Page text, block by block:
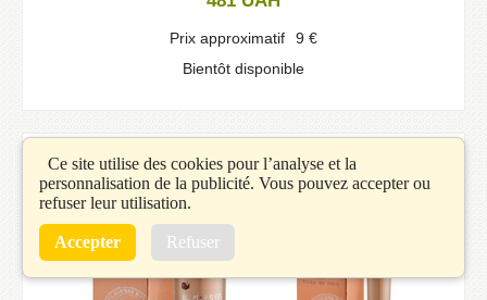
Ce site utilise des cookies pour l’analyse et la
personnalisation de la publicité. Vous pouvez accepter ou
refuser leur utilisation.
Accepter Refuser
Prix approximatif 9 €
Bientôt disponible